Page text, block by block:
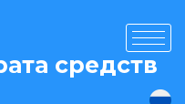
средств